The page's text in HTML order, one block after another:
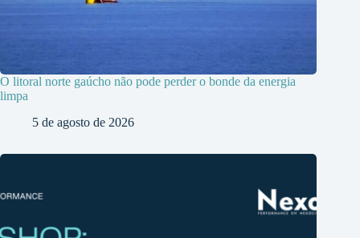
O litoral norte gaúcho não pode perder o bonde da energia
limpa
5 de agosto de 2026